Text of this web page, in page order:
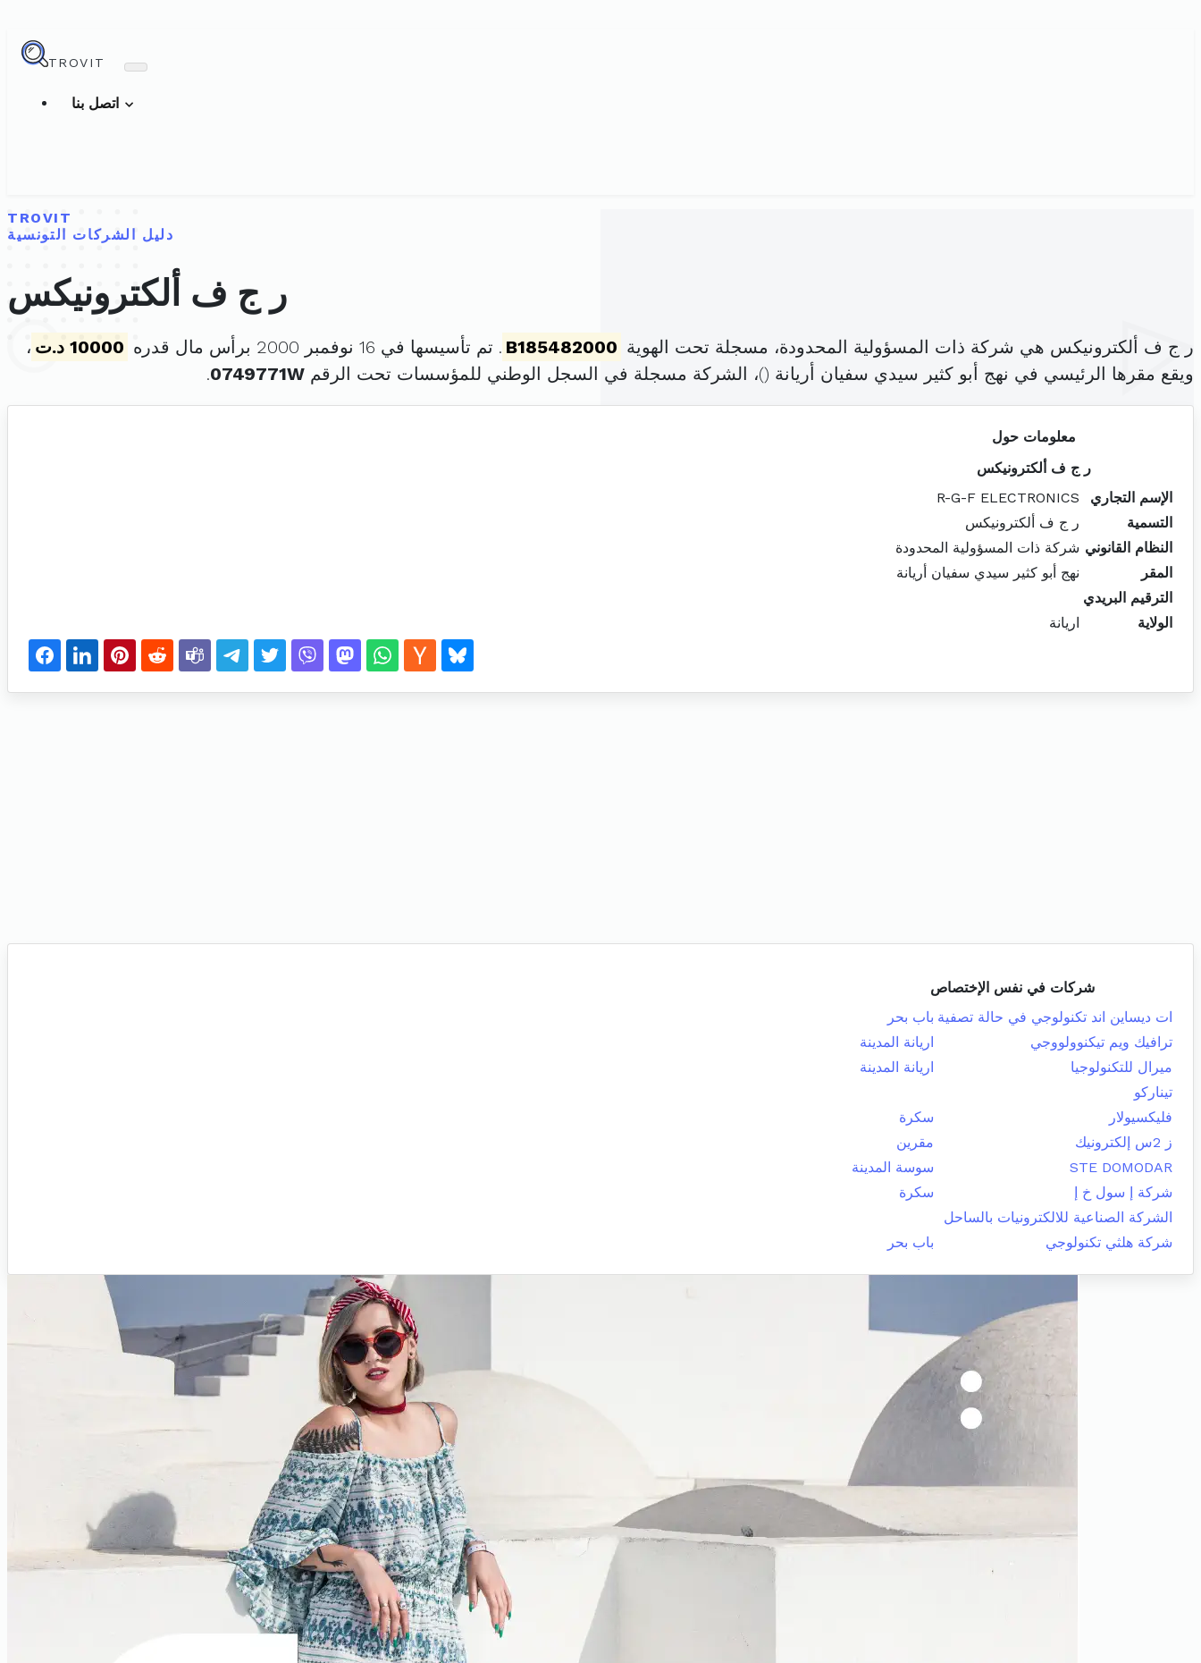
TROVIT
TROVIT
دليل الشركات التونسية
ر ج ف ألكترونيكس
ر ج ف ألكترونيكس هي شركة ذات المسؤولية المحدودة، مسجلة تحت الهوية B185482000 . تم تأسيسها في 16 نوفمبر 2000 برأس مال قدره 10000 د.ت
،
ويقع مقرها الرئيسي في نهج أبو كثير سيدي سفيان أريانة ()، الشركة مسجلة في السجل الوطني للمؤسسات تحت الرقم 0749771W
.
معلومات حول
ر ج ف ألكترونيكس
الإسم التجاري
R-G-F ELECTRONICS
التسمية
ر ج ف ألكترونيكس
النظام القانوني شركة ذات المسؤولية المحدودة
المقر
نهج أبو كثير سيدي سفيان أريانة
الترقيم البريدي
الولاية
اريانة
شركات في نفس الإختصاص
ات ديساين اند تكنولوجي في حالة تصفية باب بحر
ترافيك ويم تيكنوولووجي
اريانة المدينة
ميرال للتكنولوجيا
اريانة المدينة
تيناركو
فليكسيولار
سكرة
ز 2س إلكترونيك
مقرين
STE DOMODAR
سوسة المدينة
شركة إ سول خ إ
سكرة
الشركة الصناعية للالكترونيات بالساحل
شركة هلثي تكنولوجي
باب بحر